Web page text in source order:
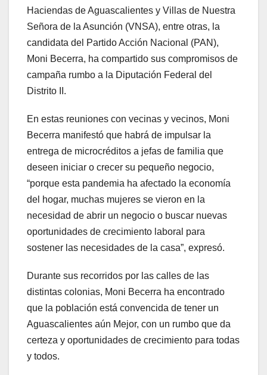
Haciendas de Aguascalientes y Villas de Nuestra
Señora de la Asunción (VNSA), entre otras, la
candidata del Partido Acción Nacional (PAN),
Moni Becerra, ha compartido sus compromisos de
campaña rumbo a la Diputación Federal del
Distrito II.
En estas reuniones con vecinas y vecinos, Moni
Becerra manifestó que habrá de impulsar la
entrega de microcréditos a jefas de familia que
deseen iniciar o crecer su pequeño negocio,
“porque esta pandemia ha afectado la economía
del hogar, muchas mujeres se vieron en la
necesidad de abrir un negocio o buscar nuevas
oportunidades de crecimiento laboral para
sostener las necesidades de la casa”, expresó.
Durante sus recorridos por las calles de las
distintas colonias, Moni Becerra ha encontrado
que la población está convencida de tener un
Aguascalientes aún Mejor, con un rumbo que da
certeza y oportunidades de crecimiento para todas
y todos.